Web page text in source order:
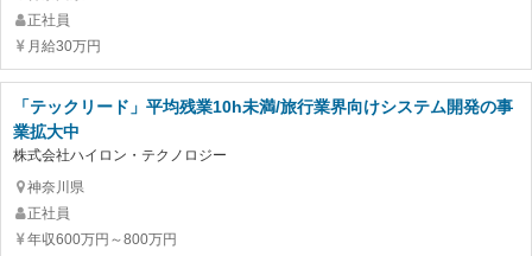
正社員
月給30万円
「テックリード」平均残業10h未満/旅行業界向けシステム開発の事
業拡大中
株式会社ハイロン・テクノロジー
神奈川県
正社員
年収600万円～800万円